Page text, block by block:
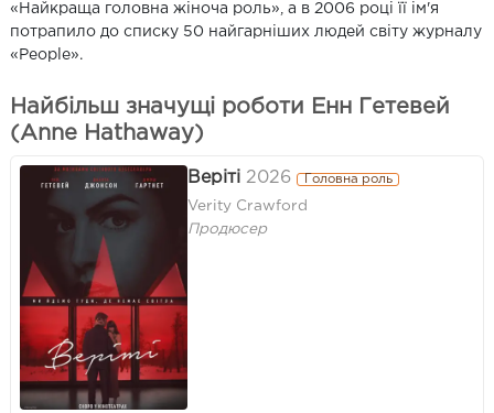
«Найкраща головна жіноча роль», а в 2006 році її ім'я
потрапило до списку 50 найгарніших людей світу журналу
«People».
Найбільш значущі роботи Енн Гетевей
(Anne Hathaway)
Верітi 2026 Головна роль
Verity Crawford
Продюсер